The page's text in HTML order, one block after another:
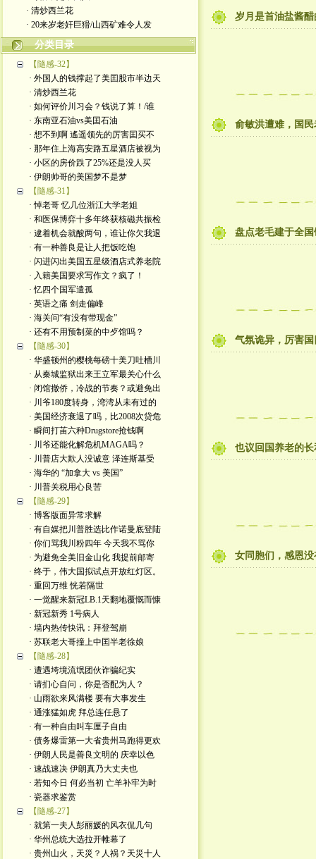
· 清炒西兰花
· 20来岁老奸巨猾/山西矿难令人发
分类目录
【隨感-32】
· 外国人的钱撑起了美囯股市半边天
· 清炒西兰花
· 如何评价川习会？钱说了算！/谁
· 东南亚石油vs美囯石油
· 想不到啊 遙遥领先的厉害囯买不
· 那年住上海高安路五星酒店被视为
· 小区的房价跌了25%还是没人买
· 伊朗帅哥的美国梦不是梦
【隨感-31】
· 悼老哥 忆几位浙江大学老姐
· 和医保博弈十多年终获核磁共振检
· 逮着机会就酸两句，谁让你欠我退
· 有一种善良是让人把饭吃饱
· 闪进闪出美国五星级酒店式养老院
· 入籍美国要求写作文？疯了！
· 忆四个国军遣孤
· 英语之痛 剑走偏峰
· 海关问“有没有带现金”
· 还有不用预制菜的中歺馆吗？
【隨感-30】
· 华盛顿州的樱桃每磅十美刀吐槽川
· 从秦城监狱出来王立军最关心什么
· 闭馆撤侨，冷战的节奏？或避免出
· 川爷180度转身，湾湾从未有过的
· 美国经济衰退了吗，比2008次贷危
· 瞬间打苖六种Drugstore抢钱啊
· 川爷还能化解危机MAGA吗？
· 川普店大欺人没诚意 泽连斯基受
· 海华的 “加拿大 vs 美国”
· 川普关税用心良苦
【隨感-29】
· 博客版面异常求解
· 有自媒把川普胜选比作诺曼底登陆
· 你们骂我川粉四年 今天我不骂你
· 为避免全美旧金山化 我提前邮寄
· 终于，伟大国拟试点开放红灯区。
· 重回万维 恍若隔世
· 一觉醒来新冠LB.1天翻地覆慨而慷
· 新冠新秀 1号病人
· 墙内热传快讯：拜登驾崩
· 苏联老大哥撞上中囯半老徐娘
【隨感-28】
· 遭遇垮境流氓团伙诈骗纪实
· 请扪心自问，你是否配为人？
· 山雨欲来风满楼 要有大事发生
· 通涨猛如虎 拜总连任悬了
· 有一种自由叫车厘子自由
· 债务爆雷第一大省贵州马跑得更欢
· 伊朗人民是善良文明的 庆幸以色
· 速战速决 伊朗真乃大丈夫也
· 若知今日 何必当初 亡羊补牢为时
· 瓷器求鉴赏
【隨感-27】
· 就第一夫人彭丽媛的风衣侃几句
· 华州总统大选拉开帷幕了
· 贵州山火，天災？人祸？天災十人
岁月是首油盐酱醋
俞敏洪遭难，国
盘点老毛建于全
气氛诡异，厉害
也议回国养老的长
女同胞们，感恩